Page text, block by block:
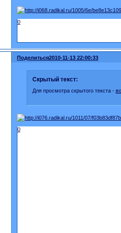
0
Поделиться2010-11-13 22:00:33
Скрытый текст:
Для просмотра скрытого текста -
0